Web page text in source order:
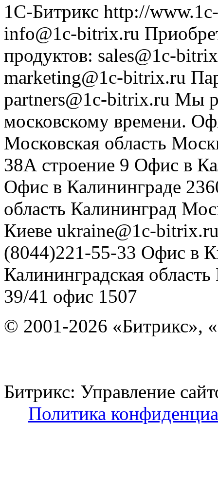
1С-Битрикс http://
info@1c-bitrix.ru
продуктов: sales@1c-
marketing@1c-bitrix.ru
partners@1c-bitrix.ru Мы
московскому времени.
Московская область
38А строение 9 Офис в
Офис в Калининграде
область Калининград
Киеве ukraine@1c-
(8044)221-55-33 Офис в
Калининградская область
39/41 офис 1507
© 2001-2026 «Битрикс»,
Битрикс: Управление
Политика